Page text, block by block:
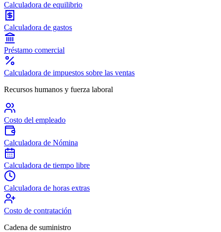
Calculadora de equilibrio
Calculadora de gastos
Préstamo comercial
Calculadora de impuestos sobre las ventas
Recursos humanos y fuerza laboral
Costo del empleado
Calculadora de Nómina
Calculadora de tiempo libre
Calculadora de horas extras
Costo de contratación
Cadena de suministro